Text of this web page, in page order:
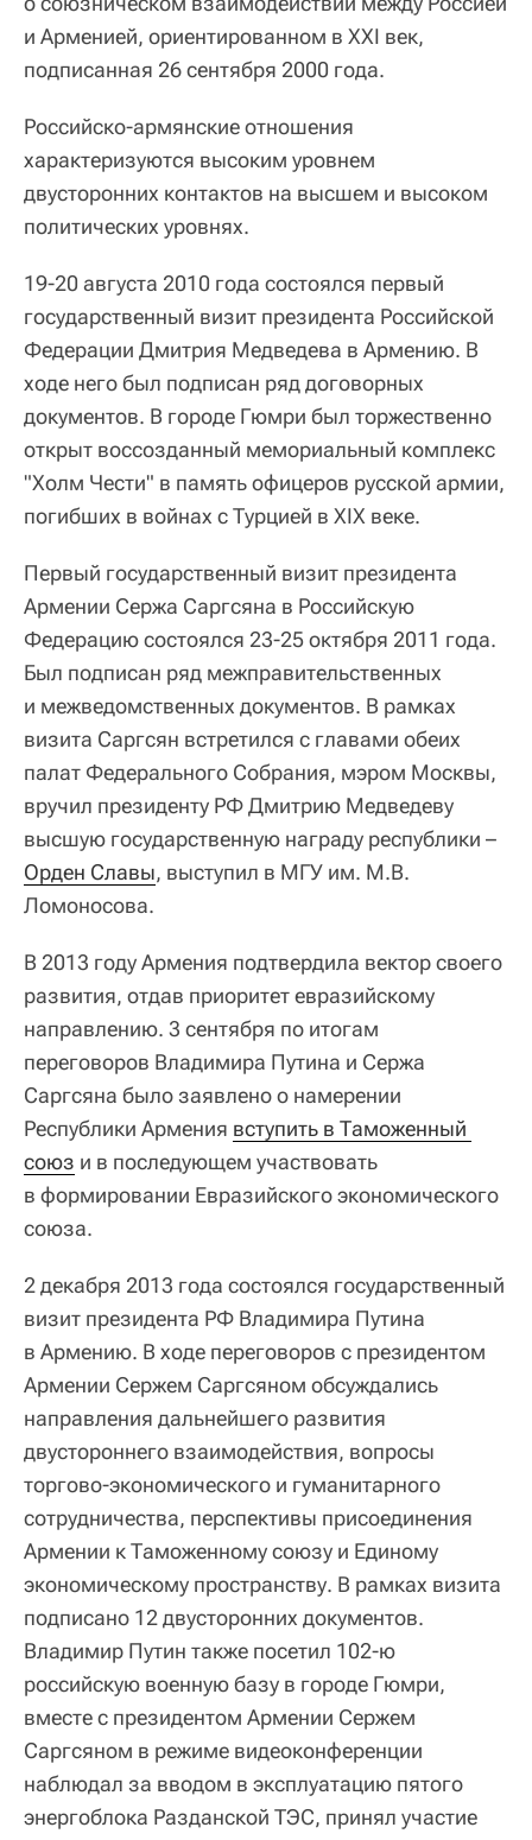
и Арменией, ориентированном в XXI век,
подписанная 26 сентября 2000 года.
Российско-армянские отношения
характеризуются высоким уровнем
двусторонних контактов на высшем и высоком
политических уровнях.
19-20 августа 2010 года состоялся первый
государственный визит президента Российской
Федерации Дмитрия Медведева в Армению. В
ходе него был подписан ряд договорных
документов. В городе Гюмри был торжественно
открыт воссозданный мемориальный комплекс
"Холм Чести" в память офицеров русской армии,
погибших в войнах с Турцией в XIX веке.
Первый государственный визит президента
Армении Сержа Саргсяна в Российскую
Федерацию состоялся 23-25 октября 2011 года.
Был подписан ряд межправительственных
и межведомственных документов. В рамках
визита Саргсян встретился с главами обеих
палат Федерального Собрания, мэром Москвы,
вручил президенту РФ Дмитрию Медведеву
высшую государственную награду республики –
Орден Славы, выступил в МГУ им. М.В.
Ломоносова.
В 2013 году Армения подтвердила вектор своего
развития, отдав приоритет евразийскому
направлению. 3 сентября по итогам
переговоров Владимира Путина и Сержа
Саргсяна было заявлено о намерении
Республики Армения вступить в Таможенный
союз и в последующем участвовать
в формировании Евразийского экономического
союза.
2 декабря 2013 года состоялся государственный
визит президента РФ Владимира Путина
в Армению. В ходе переговоров с президентом
Армении Сержем Саргсяном обсуждались
направления дальнейшего развития
двустороннего взаимодействия, вопросы
торгово-экономического и гуманитарного
сотрудничества, перспективы присоединения
Армении к Таможенному союзу и Единому
экономическому пространству. В рамках визита
подписано 12 двусторонних документов.
Владимир Путин также посетил 102-ю
российскую военную базу в городе Гюмри,
вместе с президентом Армении Сержем
Саргсяном в режиме видеоконференции
наблюдал за вводом в эксплуатацию пятого
энергоблока Разданской ТЭС, принял участие